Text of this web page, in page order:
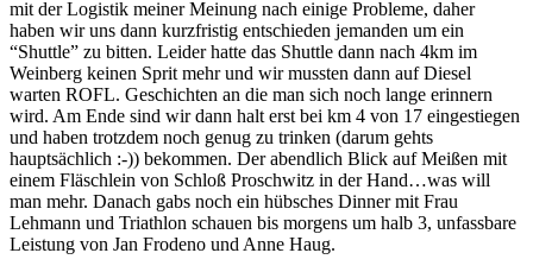
mit der Logistik meiner Meinung nach einige Probleme, daher
haben wir uns dann kurzfristig entschieden jemanden um ein
“Shuttle” zu bitten. Leider hatte das Shuttle dann nach 4km im
Weinberg keinen Sprit mehr und wir mussten dann auf Diesel
warten ROFL. Geschichten an die man sich noch lange erinnern
wird. Am Ende sind wir dann halt erst bei km 4 von 17 eingestiegen
und haben trotzdem noch genug zu trinken (darum gehts
hauptsächlich :-)) bekommen. Der abendlich Blick auf Meißen mit
einem Fläschlein von Schloß Proschwitz in der Hand…was will
man mehr. Danach gabs noch ein hübsches Dinner mit Frau
Lehmann und Triathlon schauen bis morgens um halb 3, unfassbare
Leistung von Jan Frodeno und Anne Haug.